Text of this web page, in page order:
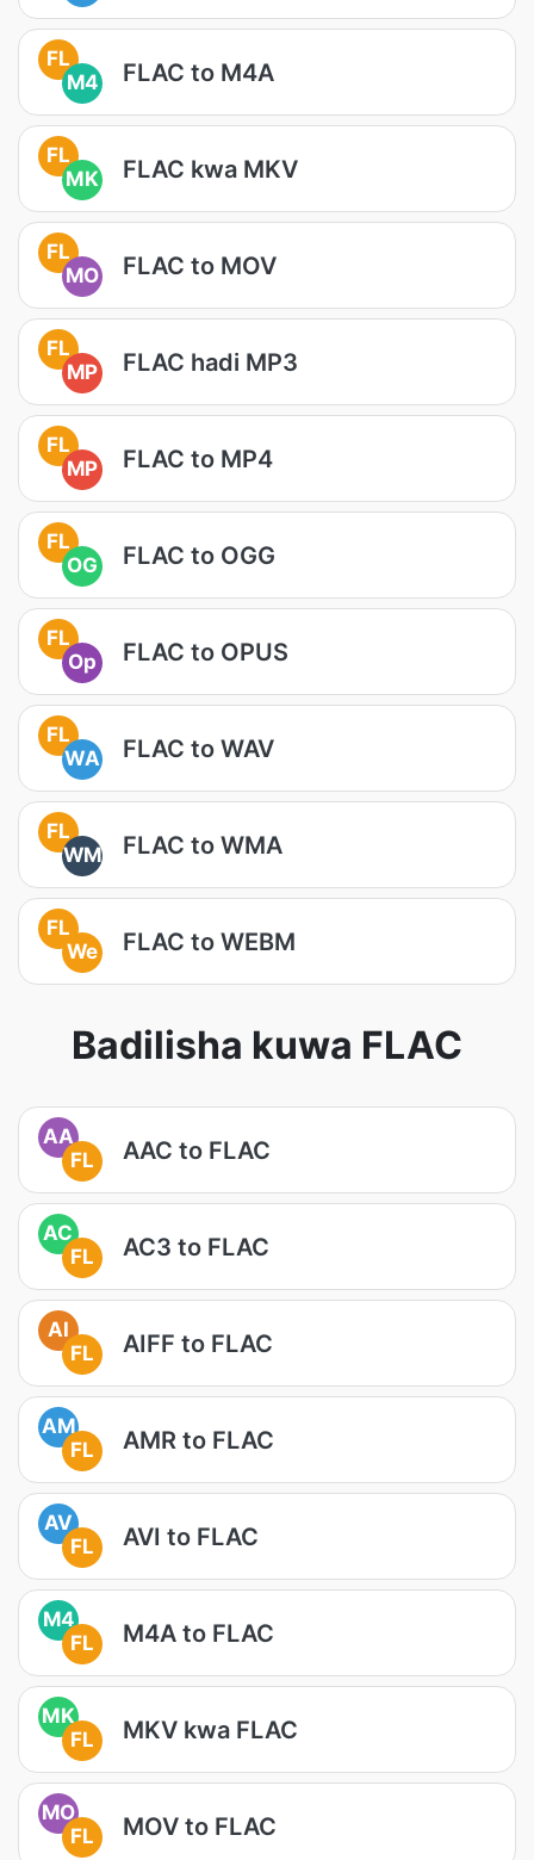
FL
M4
FLAC to M4A
FL
MK
FLAC kwa MKV
FL
MO
FLAC to MOV
FL
MP
FLAC hadi MP3
FL
MP
FLAC to MP4
FL
OG
FLAC to OGG
FL
Op
FLAC to OPUS
FL
WA
FLAC to WAV
FL
WM
FLAC to WMA
FL
We
FLAC to WEBM
Badilisha kuwa FLAC
AA
FL
AAC to FLAC
AC
FL
AC3 to FLAC
AI
FL
AIFF to FLAC
AM
FL
AMR to FLAC
AV
FL
AVI to FLAC
M4
FL
M4A to FLAC
MK
FL
MKV kwa FLAC
MO
FL
MOV to FLAC